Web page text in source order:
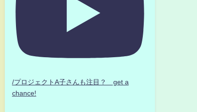
/プロジェクトA子さんも注目？ get a
chance!